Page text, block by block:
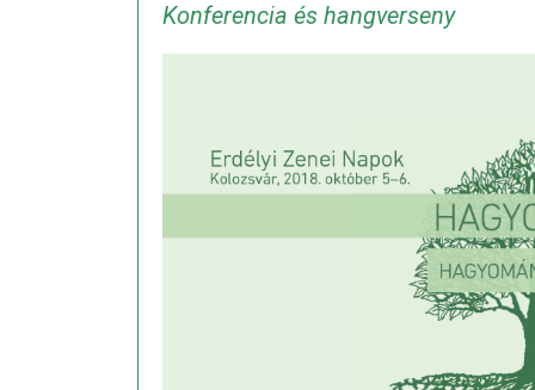
Konferencia és hangverseny